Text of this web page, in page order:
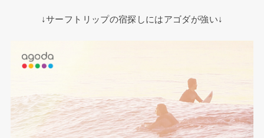
↓サーフトリップの宿探しにはアゴダが強い↓